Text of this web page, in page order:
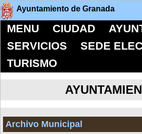
Ayuntamiento de Granada
MENU CIUDAD
SERVICIOS
SEDE
TURISMO
Archivo Municipal